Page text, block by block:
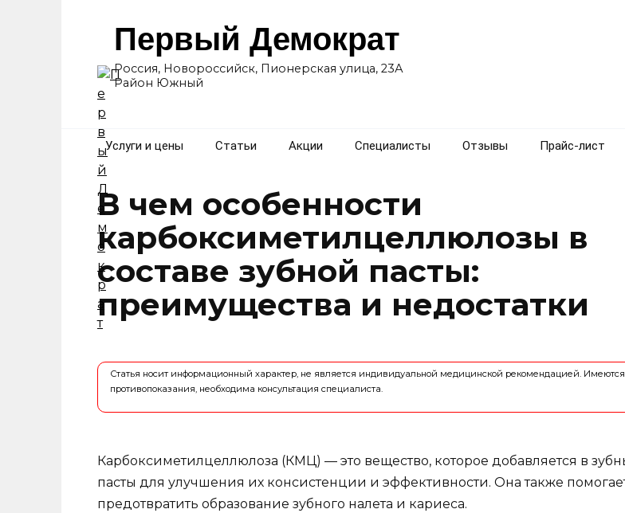
Первый Демократ
Россия, Новороссийск, Пионерская улица, 23А
Район Южный
Услуги и цены Статьи Акции Специалисты Отзывы Прайс-лист
В чем особенности
карбоксиметилцеллюлозы в
составе зубной пасты:
преимущества и недостатки
Статья носит информационный характер, не является индивидуальной медицинской рекомендацией. Имеются
противопоказания, необходима консультация специалиста.
Карбоксиметилцеллюлоза (КМЦ) — это вещество, которое добавляется в
пасты для улучшения их консистенции и эффективности. Она также
предотвратить образование зубного налета и кариеса.